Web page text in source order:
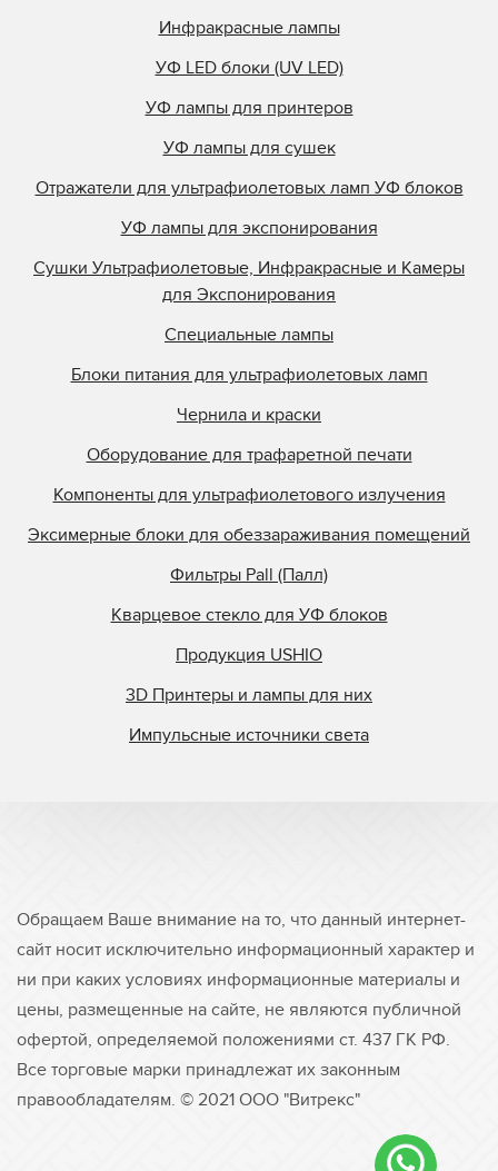
Инфракрасные лампы
УФ LED блоки (UV LED)
УФ лампы для принтеров
УФ лампы для сушек
Отражатели для ультрафиолетовых ламп УФ блоков
УФ лампы для экспонирования
Сушки Ультрафиолетовые, Инфракрасные и Камеры
для Экспонирования
Специальные лампы
Блоки питания для ультрафиолетовых ламп
Чернила и краски
Оборудование для трафаретной печати
Компоненты для ультрафиолетового излучения
Эксимерные блоки для обеззараживания помещений
Фильтры Pall (Палл)
Кварцевое стекло для УФ блоков
Продукция USHIO
3D Принтеры и лампы для них
Импульсные источники света
Обращаем Ваше внимание на то, что данный интернет-
сайт носит исключительно информационный характер и
ни при каких условиях информационные материалы и
цены, размещенные на сайте, не являются публичной
офертой, определяемой положениями ст. 437 ГК РФ.
Все торговые марки принадлежат их законным
правообладателям. © 2021 ООО "Витрекс"